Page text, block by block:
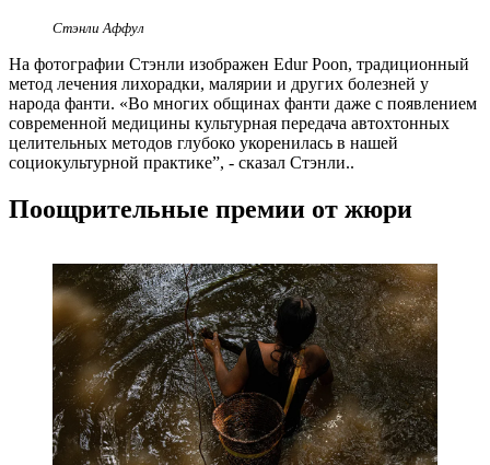
Стэнли Аффул
На фотографии Стэнли изображен Edur Poon, традиционный
метод лечения лихорадки, малярии и других болезней у
народа фанти. «Во многих общинах фанти даже с появлением
современной медицины культурная передача автохтонных
целительных методов глубоко укоренилась в нашей
социокультурной практике”, - сказал Стэнли..
Поощрительные премии от жюри